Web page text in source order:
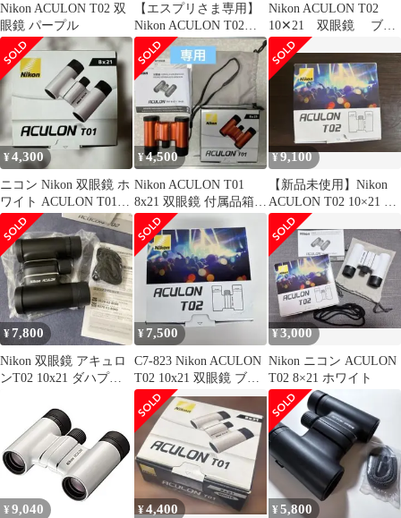
Nikon ACULON T02 双
眼鏡 パープル
【エスプリさま専用】
Nikon ACULON T02
8×21 双眼鏡 ホワイト
Nikon ACULON T02
10✕21 双眼鏡 ブラ
ック
¥4,300
ニコン Nikon 双眼鏡 ホ
ワイト ACULON T01
8x21
¥4,500
Nikon ACULON T01
8x21 双眼鏡 付属品箱あ
り
¥9,100
【新品未使用】Nikon
ACULON T02 10×21 双
眼鏡
¥7,800
Nikon 双眼鏡 アキュロ
ンT02 10x21 ダハプリ
¥7,500
C7-823 Nikon ACULON
T02 10x21 双眼鏡 ブラ
ック
¥3,000
Nikon ニコン ACULON
T02 8×21 ホワイト
¥ 9,040 ¥4,400 ¥5,800